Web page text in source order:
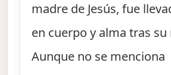
madre de Jesús, fue
en cuerpo y alma tras
Aunque no se menciona